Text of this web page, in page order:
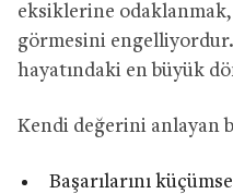
eksiklerine
görmesini
hayatındaki en büyük
Kendi değerini anlayan
Başarılarını